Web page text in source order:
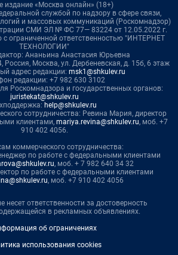
издание «Москва онлайн» (18+)
службой по надзору в сфере связи,
и массовых коммуникаций (Роскомнадзор)
СМИ ЭЛ № ФС 77— 83224 от 12.05.2022 г.
с ограниченной ответственностью "ИНТЕРНЕТ
ТЕХНОЛОГИИ"
Ананьина Анастасия Юрьевна
Россия, Москва, ул. Дербеневская, д. 15б, 6 этаж
адрес редакции: msk1@shkulev.ru
редакции: +7 982 630 3102
Роскомнадзора и государственных органов:
juristekat@shkulev.ru
help@shkulev.ru
сотрудничества: Ревина Мария, директор
клиентами, mariya.revina@shkulev.ru, моб. +7
910 402 4056.
коммерческого сотрудничества:
по работе с федеральными клиентами
, моб. + 7 982 640 34 32
по работе с федеральными клиентами
, моб. +7 910 402 4056
несет ответственности за достоверность
в рекламных объявлениях.
об ограничениях
использования cookies